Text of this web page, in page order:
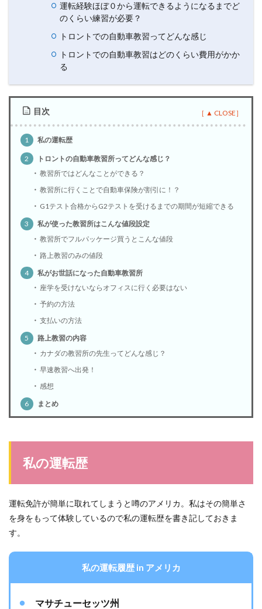
運転経験ほぼ０から運転できるようになるまでど
のくらい練習が必要？
トロントでの自動車教習ってどんな感じ
トロントでの自動車教習はどのくらい費用がかか
る
目次
1 私の運転歴
2
トロントの自動車教習所ってどんな感じ？
教習所ではどんなことができる？
教習所に行くことで自動車保険が割引に！？
G1テスト合格からG2テストを受けるまでの期間が短縮できる
3
私が使った教習所はこんな値段設定
教習所でフルパッケージ買うとこんな値段
路上教習のみの値段
4
私がお世話になった自動車教習所
座学を受けないならオフィスに行く必要はない
予約の方法
支払いの方法
5
路上教習の内容
カナダの教習所の先生ってどんな感じ？
早速教習へ出発！
感想
6
まとめ
私の運転歴
運転免許が簡単に取れてしまうと噂のアメリカ。私はその簡単さ
を身をもって体験しているので私の運転歴を書き記しておきま
す。
私の運転履歴 in アメリカ
マサチューセッツ州